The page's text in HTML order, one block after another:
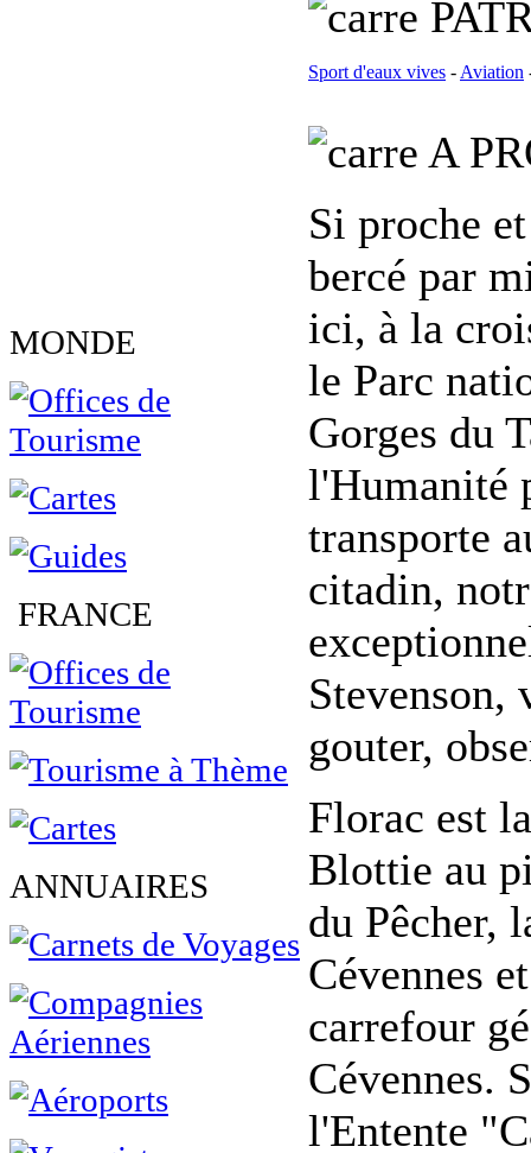
MONDE
FRANCE
ANNUAIRES
Sport d'eaux vives - Aviation
A
Si proche
bercé par
ici, à la
le Parc
Gorges du
l'Humanité
transporte
citadin,
Stevenson,
gouter,
Florac est
Blottie au
du Pêcher,
Cévennes
carrefour
Cévennes.
l'Entente